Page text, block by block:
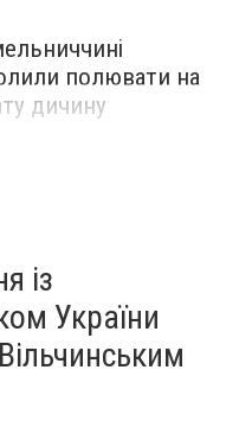
полювати на
дичину
із
України